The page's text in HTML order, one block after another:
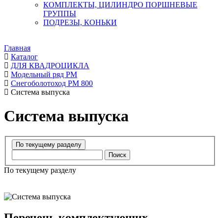
КОМПЛЕКТЫ, ЦИЛИНДРО ПОРШНЕВЫЕ
ГРУППЫ
ПОДРЕЗЫ, КОНЬКИ
Главная
Каталог
ДЛЯ КВАДРОЦИКЛА
Модельный ряд РМ
Снегоболотоход РМ 800
Система выпуска
Система выпуска
Поиск
По текущему разделу